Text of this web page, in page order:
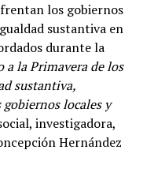
México ha
a delegaciones
uno de los
marciales
nivel de agresividad
cuentan
los gobiernos
sustantiva en
durante la
a la Primavera de los
sustantiva,
locales y
investigadora,
Hernández